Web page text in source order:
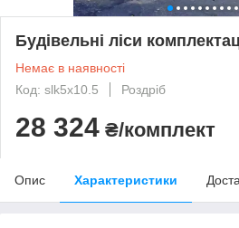
Будівельні ліси
Немає в наявності
Код: slk5x10.5
Роздріб
28 324 ₴/комплект
Опис Характеристики